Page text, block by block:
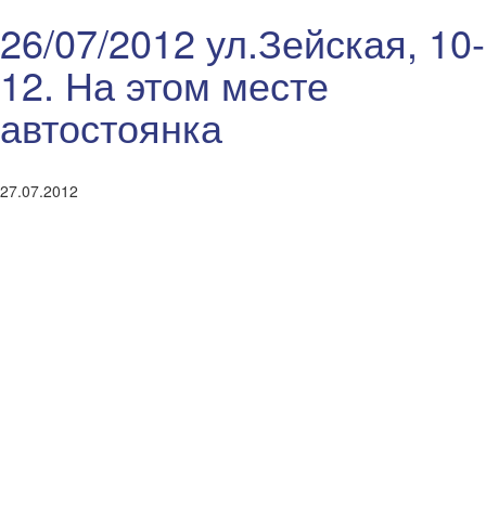
26/07/2012 ул.Зейская, 10-
12. На этом месте
автостоянка
27.07.2012